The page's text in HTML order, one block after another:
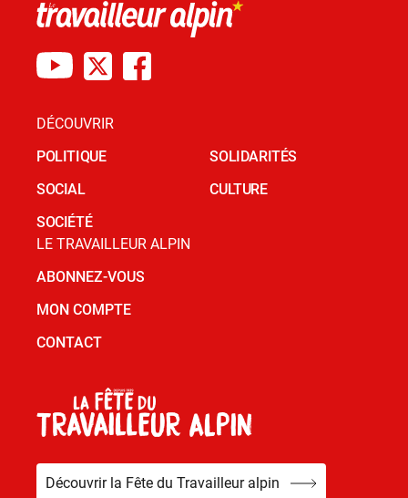
DÉCOUVRIR
POLITIQUE
SOCIAL
SOCIÉTÉ
SOLIDARITÉS
CULTURE
LE TRAVAILLEUR ALPIN
ABONNEZ-VOUS
MON COMPTE
CONTACT
Découvrir la Fête du Travailleur alpin